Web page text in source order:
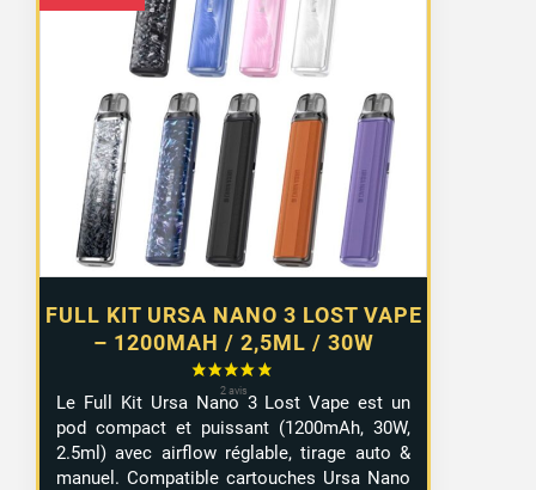
FULL KIT URSA NANO 3 LOST VAPE
– 1200MAH / 2,5ML / 30W
Le Full Kit Ursa Nano 3 Lost Vape est un
pod compact et puissant (1200mAh, 30W,
2.5ml) avec airflow réglable, tirage auto &
manuel. Compatible cartouches Ursa Nano